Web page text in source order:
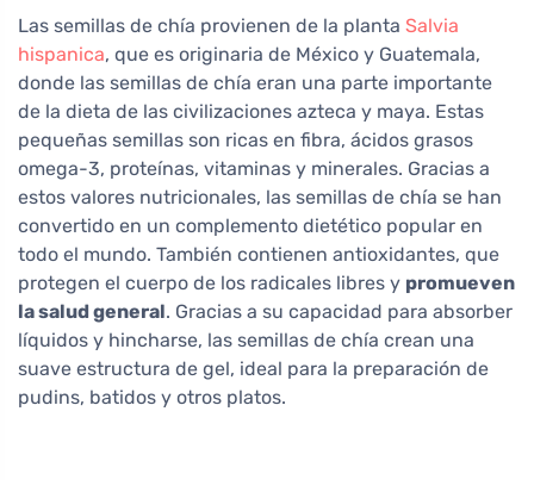
Las semillas de chía provienen de la planta Salvia
hispanica, que es originaria de México y Guatemala,
donde las semillas de chía eran una parte importante
de la dieta de las civilizaciones azteca y maya. Estas
pequeñas semillas son ricas en fibra, ácidos grasos
omega-3, proteínas, vitaminas y minerales. Gracias a
estos valores nutricionales, las semillas de chía se han
convertido en un complemento dietético popular en
todo el mundo. También contienen antioxidantes, que
protegen el cuerpo de los radicales libres y promueven
la salud general. Gracias a su capacidad para absorber
líquidos y hincharse, las semillas de chía crean una
suave estructura de gel, ideal para la preparación de
pudins, batidos y otros platos.